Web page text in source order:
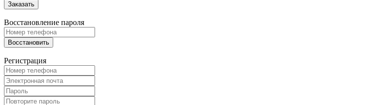
Заказать
Восстановление пароля
Восстановить
Регистрация